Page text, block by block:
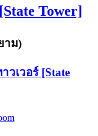
Tower]
าม)
วเวอร์ [State